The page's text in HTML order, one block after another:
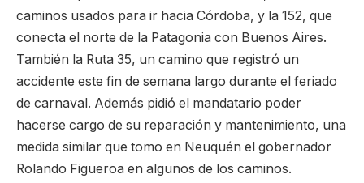
caminos usados para ir hacia Córdoba, y la 152, que
conecta el norte de la Patagonia con Buenos Aires.
También la Ruta 35, un camino que registró un
accidente este fin de semana largo durante el feriado
de carnaval. Además pidió el mandatario poder
hacerse cargo de su reparación y mantenimiento, una
medida similar que tomo en Neuquén el gobernador
Rolando Figueroa en algunos de los caminos.